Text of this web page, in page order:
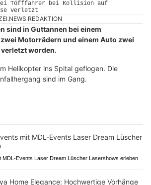
REDAKTION
sind in Guttannen bei einem
Motorrädern und einem Auto zwei
worden.
Helikopter ins Spital geflogen. Die
sind im Gang.
MDL-Events Laser Dream Lüscher Lasershows erleben